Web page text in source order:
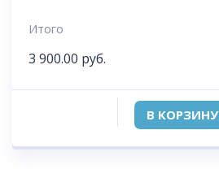
Итого
3 900.00 руб.
В КОРЗИНУ